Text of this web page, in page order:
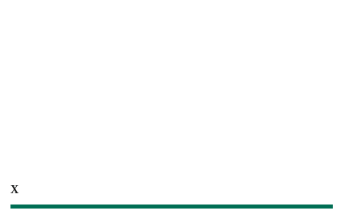
X